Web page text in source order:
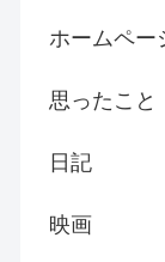
ホームペー
思ったこと
日記
映画